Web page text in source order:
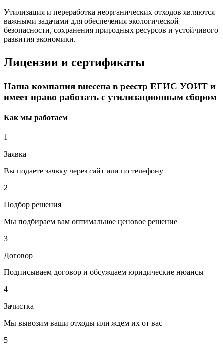
Утилизация и переработка неорганических отходов являются
важными задачами для обеспечения экологической
безопасности, сохранения природных ресурсов и устойчивого
развития экономики.
Лицензии и сертификаты
Наша компания внесена в реестр ЕГИС УОИТ и
имеет право работать с утилизационным сбором
Как мы работаем
1
Заявка
Вы подаете заявку через сайт или по телефону
2
Подбор решения
Мы подбираем вам оптимальное ценовое решение
3
Договор
Подписываем договор и обсуждаем юридические нюансы
4
Зачистка
Мы вывозим ваши отходы или ждем их от вас
5